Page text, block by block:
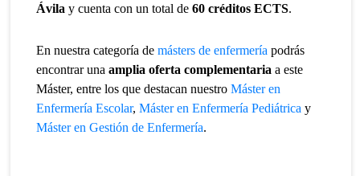
Ávilay cuenta con un total de60 créditos ECTS.
En nuestra categoría demásters de enfermería podrás
encontrar unaamplia oferta complementaria a este
Máster, entre los que destacan nuestroMáster en
Enfermería Escolar,Máster en Enfermería Pediátrica y
Máster en Gestión de Enfermería.